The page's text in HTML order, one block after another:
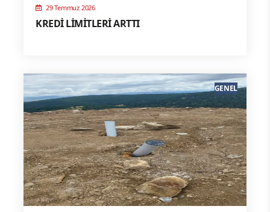
29 Temmuz 2026
KREDİ LİMİTLERİ ARTTI
GENEL